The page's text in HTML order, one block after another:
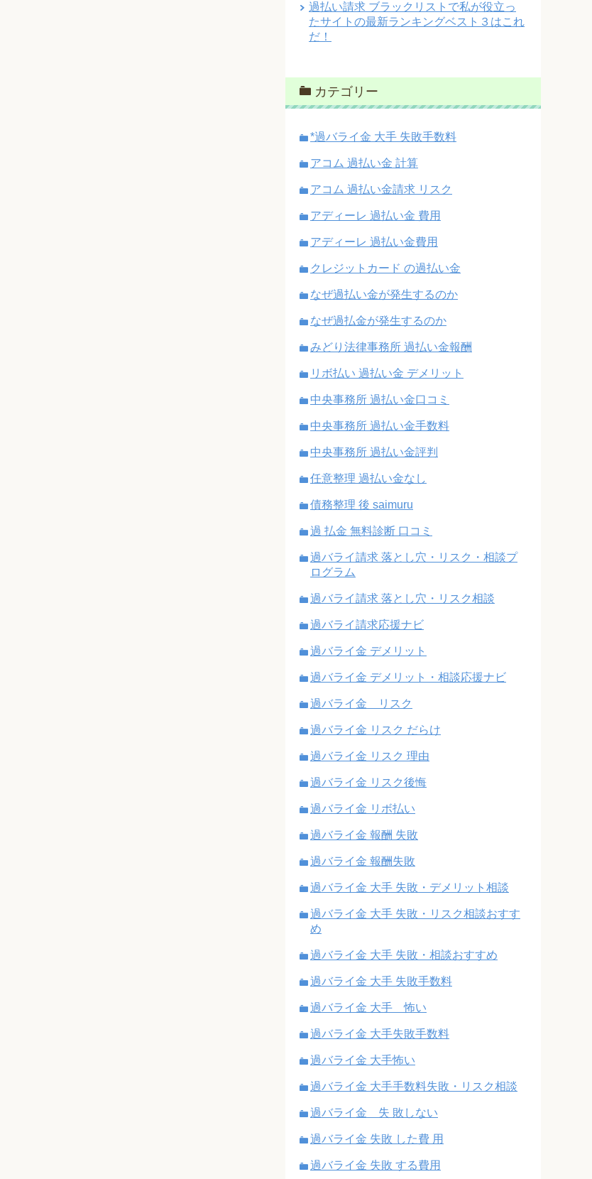
過払い請求 ブラックリストで私が役立っ
たサイトの最新ランキングベスト３はこれ
だ！
カテゴリー
*過バライ金 大手 失敗手数料
アコム 過払い金 計算
アコム 過払い金請求 リスク
アディーレ 過払い金 費用
アディーレ 過払い金費用
クレジットカード の過払い金
なぜ過払い金が発生するのか
なぜ過払金が発生するのか
みどり法律事務所 過払い金報酬
リボ払い 過払い金 デメリット
中央事務所 過払い金口コミ
中央事務所 過払い金手数料
中央事務所 過払い金評判
任意整理 過払い金なし
債務整理 後 saimuru
過 払金 無料診断 口コミ
過バライ請求 落とし穴・リスク・相談プ
ログラム
過バライ請求 落とし穴・リスク相談
過バライ請求応援ナビ
過バライ金 デメリット
過バライ金 デメリット・相談応援ナビ
過バライ金 リスク
過バライ金 リスク だらけ
過バライ金 リスク 理由
過バライ金 リスク後悔
過バライ金 リボ払い
過バライ金 報酬 失敗
過バライ金 報酬失敗
過バライ金 大手 失敗・デメリット相談
過バライ金 大手 失敗・リスク相談おすす
め
過バライ金 大手 失敗・相談おすすめ
過バライ金 大手 失敗手数料
過バライ金 大手 怖い
過バライ金 大手失敗手数料
過バライ金 大手怖い
過バライ金 大手手数料失敗・リスク相談
過バライ金 失 敗しない
過バライ金 失敗 した費 用
過バライ金 失敗 する費用